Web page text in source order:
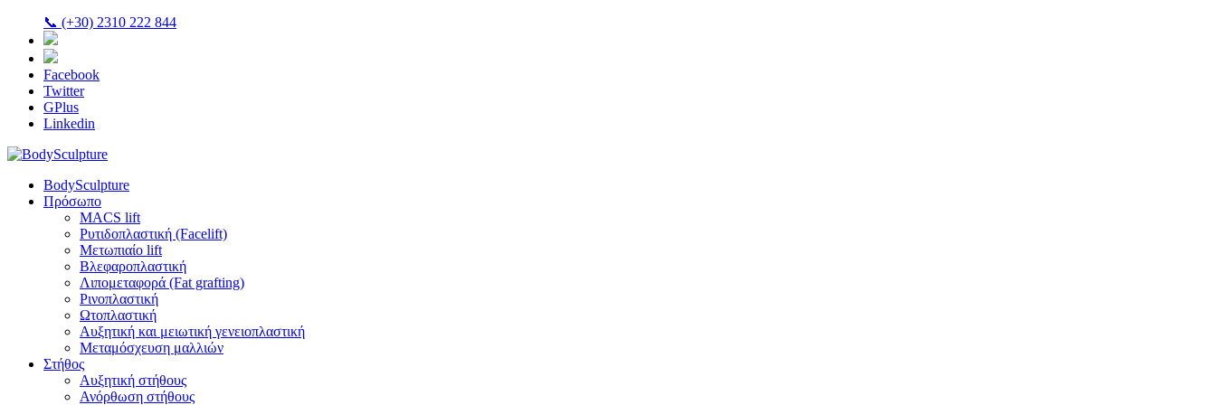
📞 (+30) 2310 222 844
Facebook
Twitter
GPlus
Linkedin
BodySculpture
Πρόσωπο
MACS lift
Ρυτιδοπλαστική (Facelift)
Μετωπιαίο lift
Βλεφαροπλαστική
Λιπομεταφορά (Fat grafting)
Ρινοπλαστική
Ωτοπλαστική
Αυξητική και μειωτική γενειοπλαστική
Μεταμόσχευση μαλλιών
Στήθος
Αυξητική στήθους
Ανόρθωση στήθους